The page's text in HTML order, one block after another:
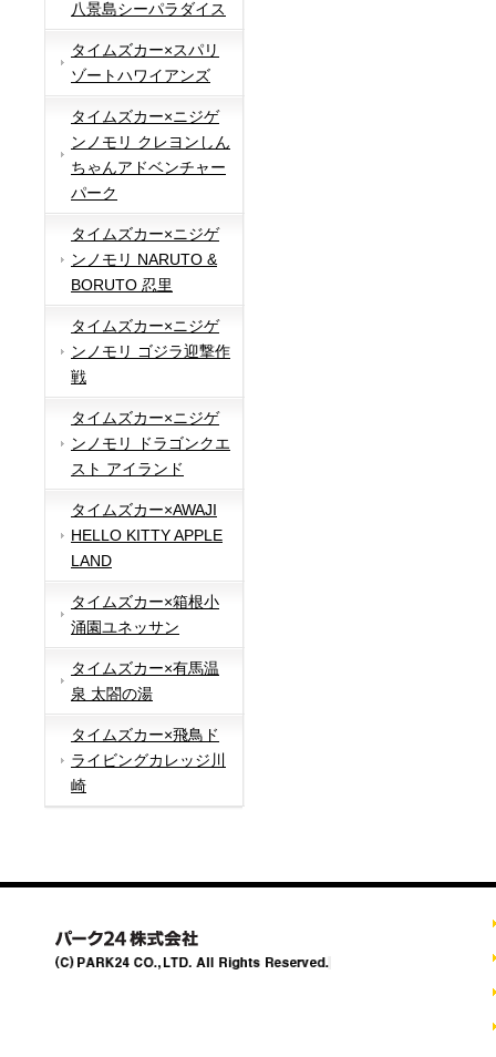
八景島シーパラダイス
タイムズカー×スパリ
ゾートハワイアンズ
タイムズカー×ニジゲ
ンノモリ クレヨンしん
ちゃんアドベンチャー
パーク
タイムズカー×ニジゲ
ンノモリ NARUTO &
BORUTO 忍里
タイムズカー×ニジゲ
ンノモリ ゴジラ迎撃作
戦
タイムズカー×ニジゲ
ンノモリ ドラゴンクエ
スト アイランド
タイムズカー×AWAJI
HELLO KITTY APPLE
LAND
タイムズカー×箱根小
涌園ユネッサン
タイムズカー×有馬温
泉 太閤の湯
タイムズカー×飛鳥ド
ライビングカレッジ川
崎